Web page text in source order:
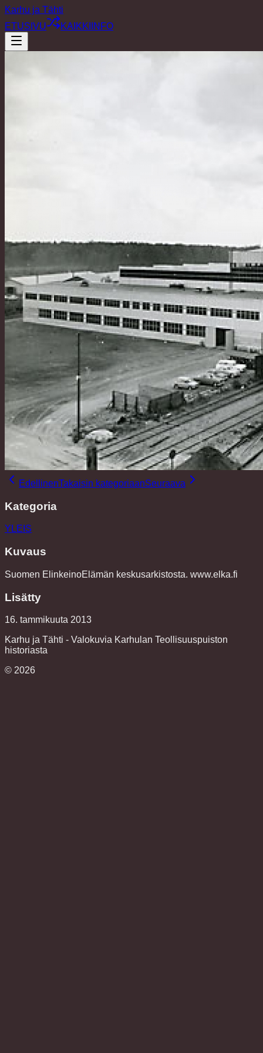
Karhu ja Tähti
ETUSIVU
KAIKKI INFO
EdellinenTakaisin kategoriaanSeuraava
Kategoria
YLEIS
Kuvaus
Suomen ElinkeinoElämän keskusarkistosta. www.elka.fi
Lisätty
16. tammikuuta 2013
Karhu ja Tähti - Valokuvia Karhulan Teollisuuspuiston
historiasta
© 2026